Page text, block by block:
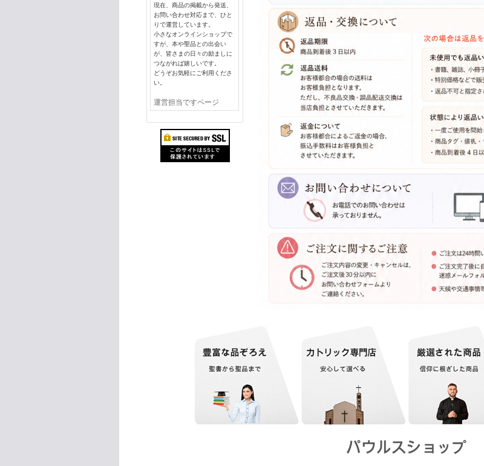
現在、商品の掲載から発送、
お問い合わせ対応まで、ひと
りで運営しています。
小さなオンラインショップで
すが、本や聖品との出会い
が、皆さまの日々の励ましに
つながれば嬉しいです。
どうぞお気軽にご利用くださ
い。
運営担当ですページ